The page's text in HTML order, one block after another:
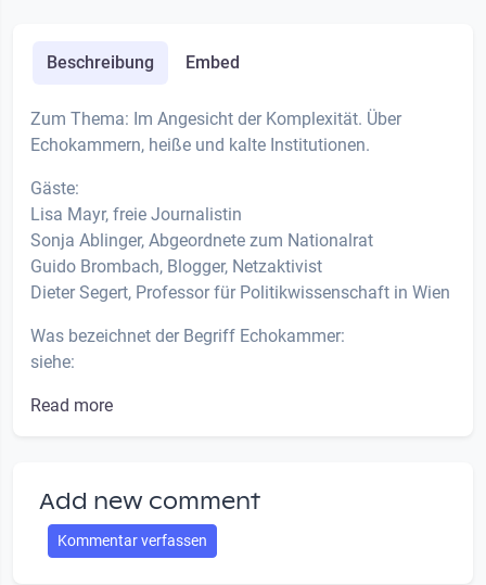
Beschreibung Embed
Zum Thema: Im Angesicht der Komplexität. Über
Echokammern, heiße und kalte Institutionen.
Gäste:
Lisa Mayr, freie Journalistin
Sonja Ablinger, Abgeordnete zum Nationalrat
Guido Brombach, Blogger, Netzaktivist
Dieter Segert, Professor für Politikwissenschaft in Wien
Was bezeichnet der Begriff Echokammer:
siehe:
Read more
Add new comment
Kommentar verfassen